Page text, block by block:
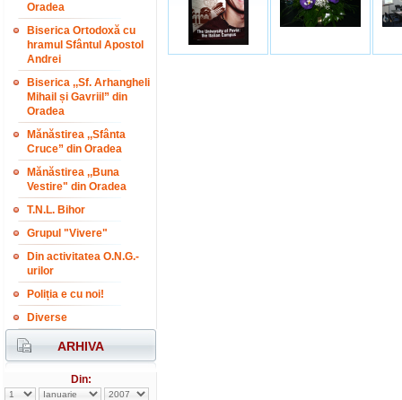
Oradea
Biserica Ortodoxă cu
hramul Sfântul Apostol
Andrei
Biserica ,,Sf. Arhangheli
Mihail și Gavriil” din
Oradea
Mănăstirea ,,Sfânta
Cruce” din Oradea
Mănăstirea ,,Buna
Vestire" din Oradea
T.N.L. Bihor
Grupul "Vivere"
Din activitatea O.N.G.-
urilor
Poliția e cu noi!
Diverse
ARHIVA
Din: